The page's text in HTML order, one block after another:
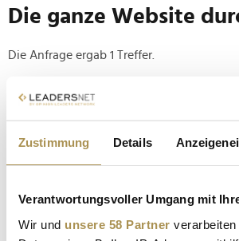
Zustimmung Details
Verantwortungsvoller Umgang mit
Wir und unsere 58 Partner
Die ganze Website
Die Anfrage ergab 1 Treffer.
Tipp
Setzen Sie die gesuchten Wörter
Anführungszeichen: zb "Vorname
Expansion: 123-Transporter fahren
Frankfurt und Passau